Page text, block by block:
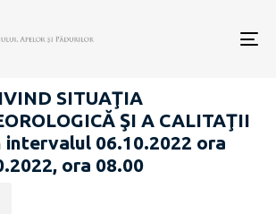
STAREA MEDIULUI
SITUAŢIA
ŞI A CALITAŢII
intervalul 06.10.2022 ora
ora 08.00